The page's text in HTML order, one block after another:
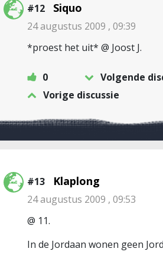
#12 Siquo
24 augustus 2009 , 09:39
*proest het uit* @ Joost J.
0
Volgende
Vorige discussie
#13 Klaplong
24 augustus 2009 , 09:53
@ 11.
In de Jordaan wonen geen